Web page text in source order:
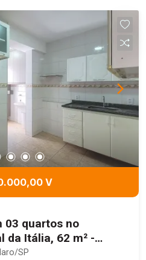
V
03 quartos no
da Itália, 62 m² -
Claro/SP
SP